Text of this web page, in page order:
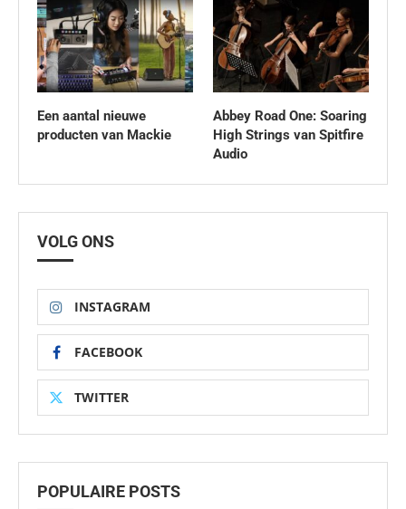
Een aantal nieuwe
producten van Mackie
Abbey Road One: Soaring
High Strings van Spitfire
Audio
VOLG ONS
INSTAGRAM
FACEBOOK
TWITTER
POPULAIRE POSTS